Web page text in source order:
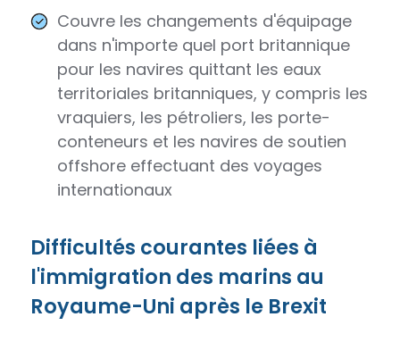
Couvre les changements d'équipage
dans n'importe quel port britannique
pour les navires quittant les eaux
territoriales britanniques, y compris les
vraquiers, les pétroliers, les porte-
conteneurs et les navires de soutien
offshore effectuant des voyages
internationaux
Difficultés courantes liées à
l'immigration des marins au
Royaume-Uni après le Brexit